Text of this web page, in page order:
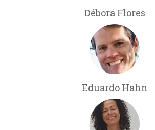
Débora Flores
Eduardo Hahn